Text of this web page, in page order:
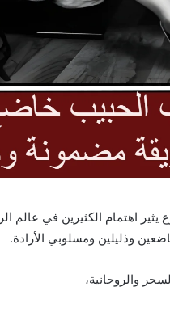
اهتمام الكثيرين في عالم
وذليلين ومسلوبي الأرادة.
والروحانية،